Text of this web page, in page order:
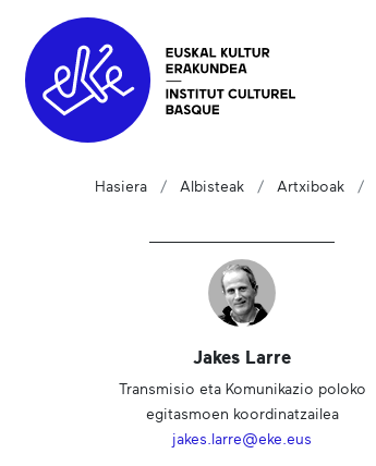
Hasiera Albisteak Artxiboak
Jakes Larre
Transmisio eta Komunikazio poloko
egitasmoen koordinatzailea
jakes.larre@eke.eus